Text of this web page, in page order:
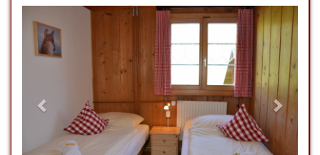
Previous
Next